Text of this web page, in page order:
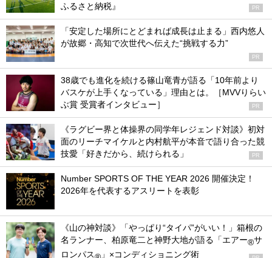
ふるさと納税』
PR
「安定した場所にとどまれば成長は止まる」西内悠人
が故郷・高知で次世代へ伝えた“挑戦する力”
PR
38歳でも進化を続ける篠山竜青が語る「10年前より
バスケが上手くなっている」理由とは。［MVVりらい
ぶ賞 受賞者インタビュー］
PR
《ラグビー界と体操界の同学年レジェンド対談》初対
面のリーチマイケルと内村航平が本音で語り合った競
技愛「好きだから、続けられる」
PR
Number SPORTS OF THE YEAR 2026 開催決定！
2026年を代表するアスリートを表彰
《山の神対談》「やっぱり“タイパ”がいい！」箱根の
名ランナー、柏原竜二と神野大地が語る「エアー®サ
ロンパス
」×コンディショニング術